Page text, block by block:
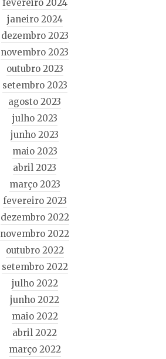
fevereiro 2024
janeiro 2024
dezembro 2023
novembro 2023
outubro 2023
setembro 2023
agosto 2023
julho 2023
junho 2023
maio 2023
abril 2023
março 2023
fevereiro 2023
dezembro 2022
novembro 2022
outubro 2022
setembro 2022
julho 2022
junho 2022
maio 2022
abril 2022
março 2022